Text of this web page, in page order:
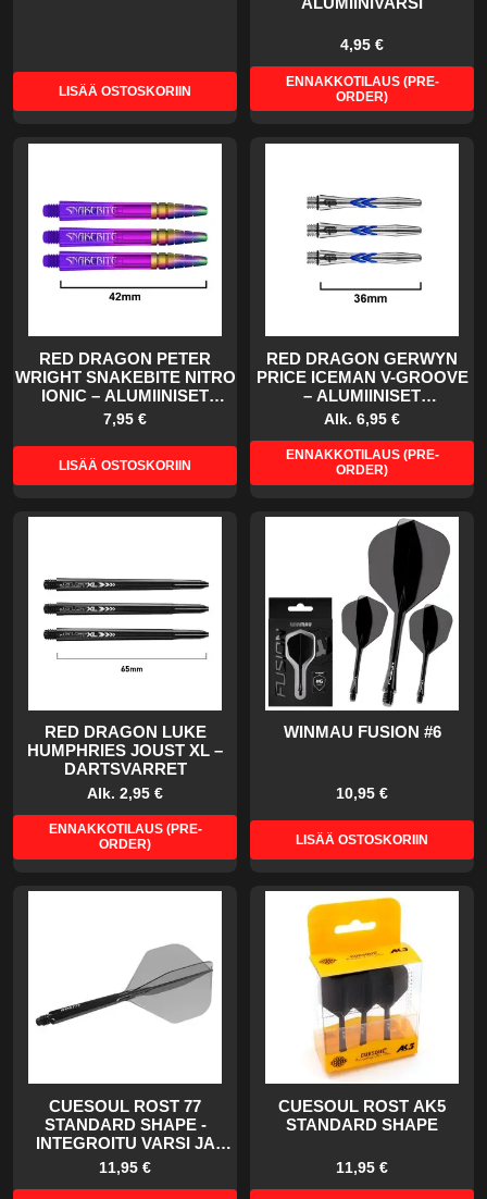
LISÄÄ OSTOSKORIIN
4,95 €
ENNAKKOTILAUS (PRE-
ORDER)
RED DRAGON PETER
WRIGHT SNAKEBITE NITRO
IONIC – ALUMIINISET
DARTSVARRET
7,95 €
LISÄÄ OSTOSKORIIN
RED DRAGON GERWYN
PRICE ICEMAN V-GROOVE
– ALUMIINISET
DARTSVARRET
Alk. 6,95 €
ENNAKKOTILAUS (PRE-
ORDER)
RED DRAGON LUKE
HUMPHRIES JOUST XL –
DARTSVARRET
Alk. 2,95 €
ENNAKKOTILAUS (PRE-
ORDER)
WINMAU FUSION #6
10,95 €
LISÄÄ OSTOSKORIIN
CUESOUL ROST 77
STANDARD SHAPE -
INTEGROITU VARSI JA
SULKA
11,95 €
CUESOUL ROST AK5
STANDARD SHAPE
11,95 €